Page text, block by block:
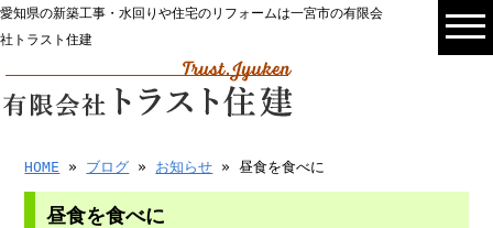
愛知県の新築工事・水回りや住宅のリフォームは一宮市の有限会
社トラスト住建
HOME » ブログ » お知らせ » 昼食を食べに
昼食を食べに